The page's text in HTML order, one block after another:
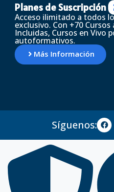
Planes de Suscripción
Acceso ilimitado a todos
exclusivo. Con +70
Incluidas, Cursos en Vivo
autoformativos.
Más Información
Síguenos: